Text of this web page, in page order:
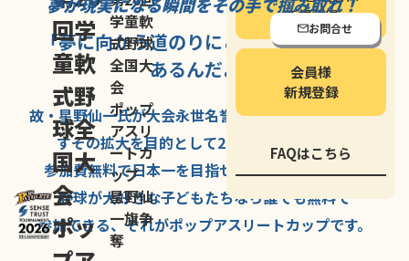
お問合せ
回学
童軟
式野
球全
国大
会
ポッ
学童軟
式野球
全国大
会
ポップ
アスリ
ートカ
ップ
星野仙
一旗争
奪
新規登録
会員様
新規登録
FAQはこちら
「夢に向かう道のりにこそ大きな意味が
あるんだよ」
故・星野仙一氏が大会永世名誉会長を務める、野球の
すその拡大を目的として2007年に
参加費無料で日本一を目指せる唯一の野球大会。
野球が大好きな子どもたちなら誰でも無料で
参加できる、それがポップアスリートカップです。